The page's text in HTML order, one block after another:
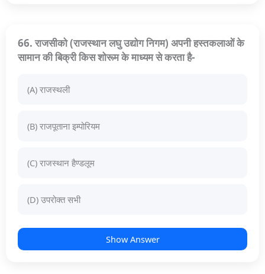
66. राजसीको (राजस्थान लघु उद्योग निगम) अपनी हस्तकलाओं के
सामान की बिक्री किस शोरूम के माध्यम से करता है-
(A) राजस्थली
(B) राजपूताना इम्पोरियम
(C) राजस्थान हैण्डलूम
(D) उपरोक्त सभी
Show Answer